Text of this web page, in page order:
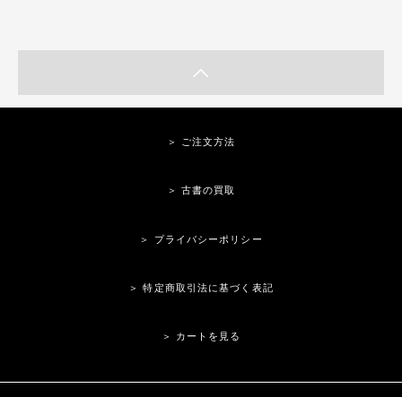
＞ ご注文方法
＞ 古書の買取
＞ プライバシーポリシー
＞ 特定商取引法に基づく表記
＞ カートを見る